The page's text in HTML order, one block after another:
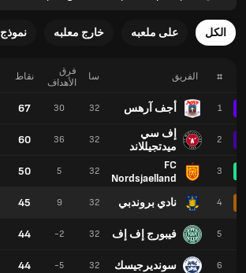
الكل على ملعبه خارج معلبه نموذج
# الفريق
1 أجف آرهس
2
إف سي
ميدتجيللاند
3
FC
Nordsjaelland
4 نادي بروندبي
5 فيبورج إف إف
6 سونديرجيسك
سا
فرق
الأهداف
نقاط
32
30
67
32
36
60
32
5
50
32
9
45
32
-2
44
32
-5
44